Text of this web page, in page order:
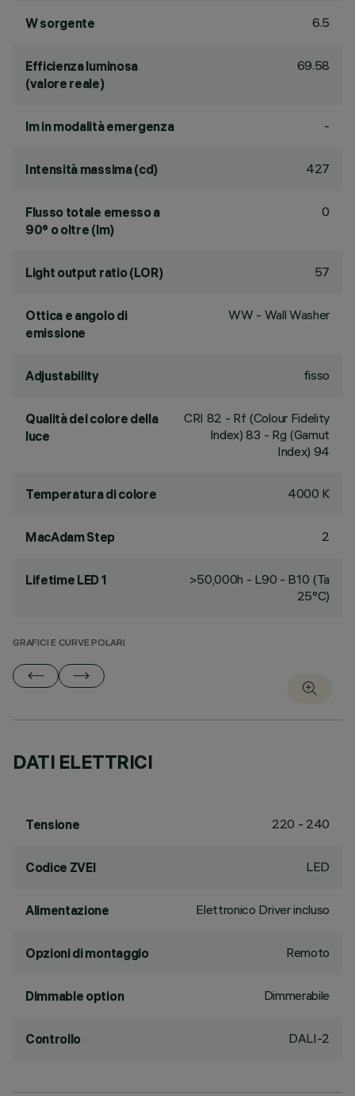
W sorgente 6.5
Efficienza luminosa
(valore reale)
69.58
lm in modalità emergenza -
Intensità massima (cd) 427
Flusso totale emesso a
90° o oltre (lm)
0
Light output ratio (LOR) 57
Ottica e angolo di
emissione
WW - Wall Washer
Adjustability fisso
Qualità del colore della
luce
CRI 82 - Rf (Colour Fidelity
Index) 83 - Rg (Gamut
Index) 94
Temperatura di colore 4000 K
MacAdam Step 2
Lifetime LED 1
>50,000h - L90 - B10 (Ta
25°C)
GRAFICI E CURVE POLARI
DATI ELETTRICI
Tensione 220 - 240
Codice ZVEI LED
Alimentazione Elettronico Driver incluso
Opzioni di montaggio Remoto
Dimmable option Dimmerabile
Controllo DALI-2